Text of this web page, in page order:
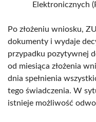
Elektronicznych
Po złożeniu wniosku,
dokumenty i wydaje
przypadku pozytywnej
od miesiąca złożenia
dnia spełnienia
tego świadczenia. W
istnieje możliwość